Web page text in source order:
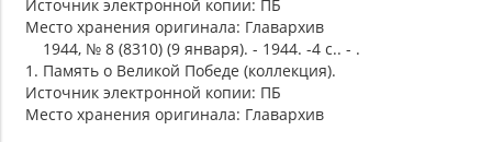
Источник электронной копии: ПБ
Место хранения оригинала: Главархив
1944, № 8 (8310) (9 января). - 1944. -4 с.. - .
1. Память о Великой Победе (коллекция).
Источник электронной копии: ПБ
Место хранения оригинала: Главархив